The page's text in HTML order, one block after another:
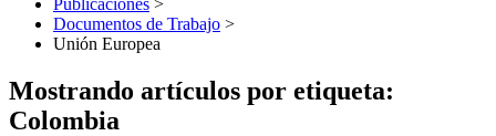
Publicaciones >
Documentos de Trabajo >
Unión Europea
Mostrando artículos por etiqueta:
Colombia